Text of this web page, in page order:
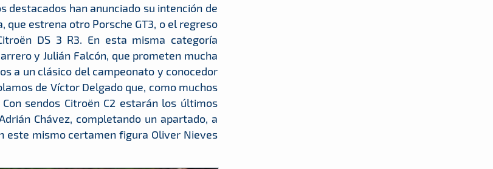
destacados han anunciado su intención de
que estrena otro Porsche GT3, o el regreso
DS 3 R3. En esta misma categoría
y Julián Falcón, que prometen mucha
a un clásico del campeonato y conocedor
de Víctor Delgado que, como muchos
sendos Citroën C2 estarán los últimos
Chávez, completando un apartado, a
este mismo certamen figura Oliver Nieves